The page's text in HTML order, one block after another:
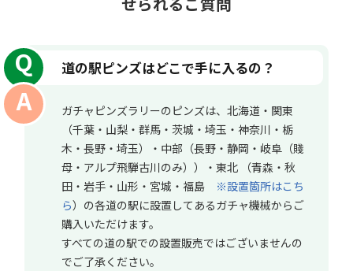
道の駅ピンズはどこで手に入るの？
ガチャピンズラリーのピンズは、北海道・関東
（千葉・山梨・群馬・茨城・埼玉・神奈川・栃
木・長野・埼玉）・中部（長野・静岡・岐阜（賤
母・アルプ飛騨古川のみ））・東北 （青森・秋
田・岩手・山形・宮城・福島 ※設置箇所はこち
ら）の各道の駅に設置してあるガチャ機械からご
購入いただけます。
すべての道の駅での設置販売ではございませんの
でご了承ください。